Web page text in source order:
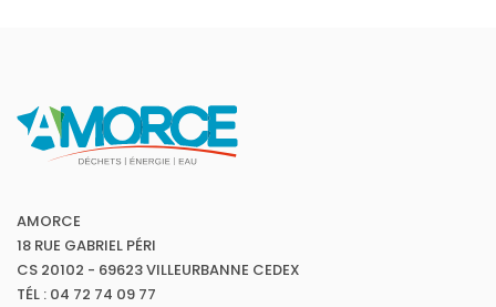
AMORCE
18 RUE GABRIEL PÉRI
CS 20102 - 69623 VILLEURBANNE CEDEX
TÉL : 04 72 74 09 77